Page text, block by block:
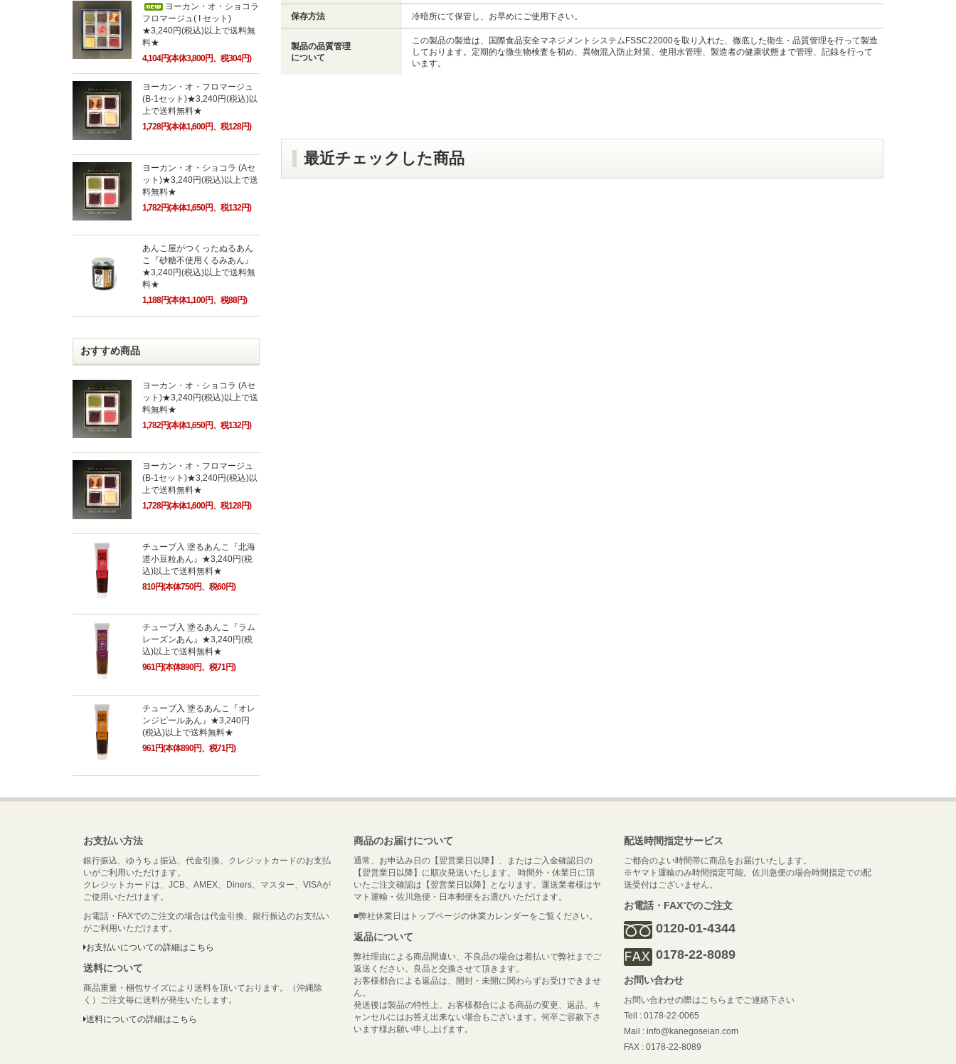
保存方法 冷暗所にて保管し、お早めにご使用下さい。
製品の品質管理
について
この製品の製造は、国際食品安全マネジメントシステムFSSC22000を取り入れた、徹底した衛生・品質管理を行って製造
しております。定期的な微生物検査を初め、異物混入防止対策、使用水管理、製造者の健康状態まで管理、記録を行って
います。
最近チェックした商品
ヨーカン・オ・ショコラ
フロマージュ( I セット)
★3,240円(税込)以上で送料無
料★
4,104円(本体3,800円、税304円)
ヨーカン・オ・フロマージュ
(B-1セット)★3,240円(税込)以
上で送料無料★
1,728円(本体1,600円、税128円)
ヨーカン・オ・ショコラ (Aセ
ット)★3,240円(税込)以上で送
料無料★
1,782円(本体1,650円、税132円)
あんこ屋がつくったぬるあん
こ『砂糖不使用くるみあん』
★3,240円(税込)以上で送料無
料★
1,188円(本体1,100円、税88円)
おすすめ商品
ヨーカン・オ・ショコラ (Aセ
ット)★3,240円(税込)以上で送
料無料★
1,782円(本体1,650円、税132円)
ヨーカン・オ・フロマージュ
(B-1セット)★3,240円(税込)以
上で送料無料★
1,728円(本体1,600円、税128円)
チューブ入 塗るあんこ『北海
道小豆粒あん』★3,240円(税
込)以上で送料無料★
810円(本体750円、税60円)
チューブ入 塗るあんこ『ラム
レーズンあん』★3,240円(税
込)以上で送料無料★
961円(本体890円、税71円)
チューブ入 塗るあんこ『オレ
ンジピールあん』★3,240円
(税込)以上で送料無料★
961円(本体890円、税71円)
お支払い方法
銀行振込、ゆうちょ振込、代金引換、クレジットカードのお支払
いがご利用いただけます。
クレジットカードは、JCB、AMEX、Diners、マスター、VISAが
ご使用いただけます。
お電話・FAXでのご注文の場合は代金引換、銀行振込のお支払い
がご利用いただけます。
お支払いについての詳細はこちら
送料について
商品重量・梱包サイズにより送料を頂いております。（沖縄除
く）ご注文毎に送料が発生いたします。
送料についての詳細はこちら
商品のお届けについて
通常、お申込み日の【翌営業日以降】、またはご入金確認日の
【翌営業日以降】に順次発送いたします。 時間外・休業日に頂
いたご注文確認は【翌営業日以降】となります。運送業者様はヤ
マト運輸・佐川急便・日本郵便をお選びいただけます。
■弊社休業日はトップページの休業カレンダーをご覧ください。
返品について
弊社理由による商品間違い、不良品の場合は着払いで弊社までご
返送ください。良品と交換させて頂きます。
お客様都合による返品は、開封・未開に関わらずお受けできませ
ん。
発送後は製品の特性上、お客様都合による商品の変更、返品、キ
ャンセルにはお答え出来ない場合もございます。何卒ご容赦下さ
います様お願い申し上げます。
配送時間指定サービス
ご都合のよい時間帯に商品をお届けいたします。
※ヤマト運輸のみ時間指定可能。佐川急便の場合時間指定での配
送受付はございません。
お電話・FAXでのご注文
0120-01-4344
0178-22-8089
お問い合わせ
お問い合わせの際はこちらまでご連絡下さい
Tell : 0178-22-0065
Mail : info@kanegoseian.com
FAX : 0178-22-8089